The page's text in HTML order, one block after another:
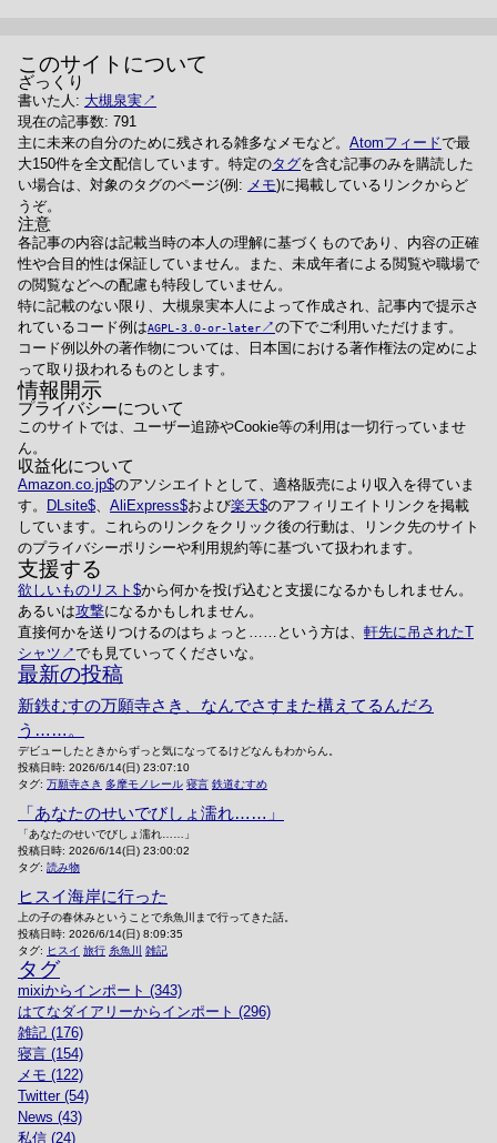
このサイトについて
ざっくり
書いた人: 大槻泉実
現在の記事数: 791
主に未来の自分のために残される雑多なメモなど。 Atomフィードで最
大150件を全文配信しています。特定のタグを含む記事のみを購読した
い場合は、対象のタグのページ(例: メモ)に掲載しているリンクからど
うぞ。
注意
各記事の内容は記載当時の本人の理解に基づくものであり、内容の正確
性や合目的性は保証していません。また、未成年者による閲覧や職場で
の閲覧などへの配慮も特段していません。
特に記載のない限り、大槻泉実本人によって作成され、記事内で提示さ
れているコード例はAGPL-3.0-or-later
の下でご利用いただけます。
コード例以外の著作物については、日本国における著作権法の定めによ
って取り扱われるものとします。
情報開示
プライバシーについて
このサイトでは、ユーザー追跡やCookie等の利用は一切行っていませ
ん。
収益化について
Amazon.co.jp のアソシエイトとして、適格販売により収入を得ていま
す。
DLsite 、 AliExpress および楽天 のアフィリエイトリンクを掲載
しています。これらのリンクをクリック後の行動は、リンク先のサイト
のプライバシーポリシーや利用規約等に基づいて扱われます。
支援する
欲しいものリスト
から何かを投げ込むと支援になるかもしれません。
あるいは攻撃になるかもしれません。
直接何かを送りつけるのはちょっと……という方は、 軒先に吊されたT
シャツ
でも見ていってくださいな。
最新の投稿
新鉄むすの万願寺さき、なんでさすまた構えてるんだろ
う……。
デビューしたときからずっと気になってるけどなんもわからん。
投稿日時: 2026/6/14(日) 23:07:10
タグ: 万願寺さき 多摩モノレール 寝言 鉄道むすめ
「あなたのせいでびしょ濡れ……」
「あなたのせいでびしょ濡れ……」
投稿日時: 2026/6/14(日) 23:00:02
タグ: 読み物
ヒスイ海岸に行った
上の子の春休みということで糸魚川まで行ってきた話。
投稿日時: 2026/6/14(日) 8:09:35
タグ: ヒスイ 旅行 糸魚川 雑記
タグ
mixiからインポート (343)
はてなダイアリーからインポート (296)
雑記 (176)
寝言 (154)
メモ (122)
Twitter (54)
News (43)
私信 (24)